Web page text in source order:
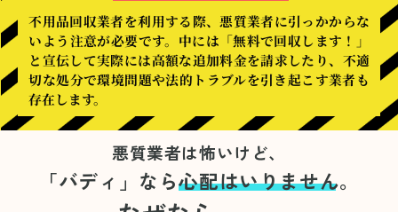
不用品回収業者を利用する際、悪質業者に引っかからな
いよう注意が必要です。中には「無料で回収します！」
と宣伝して実際には高額な追加料金を請求したり、不適
切な処分で環境問題や法的トラブルを引き起こす業者も
存在します。
悪質業者は怖いけど、
「バディ」なら心配はいりません。